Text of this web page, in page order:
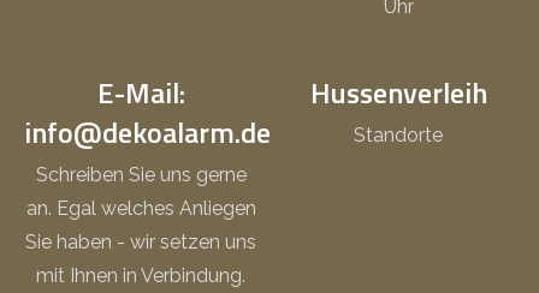
Uhr
E-Mail:
info@dekoalarm.de
Schreiben Sie uns gerne
an. Egal welches Anliegen
Sie haben - wir setzen uns
mit Ihnen in Verbindung.
Hussenverleih
Standorte